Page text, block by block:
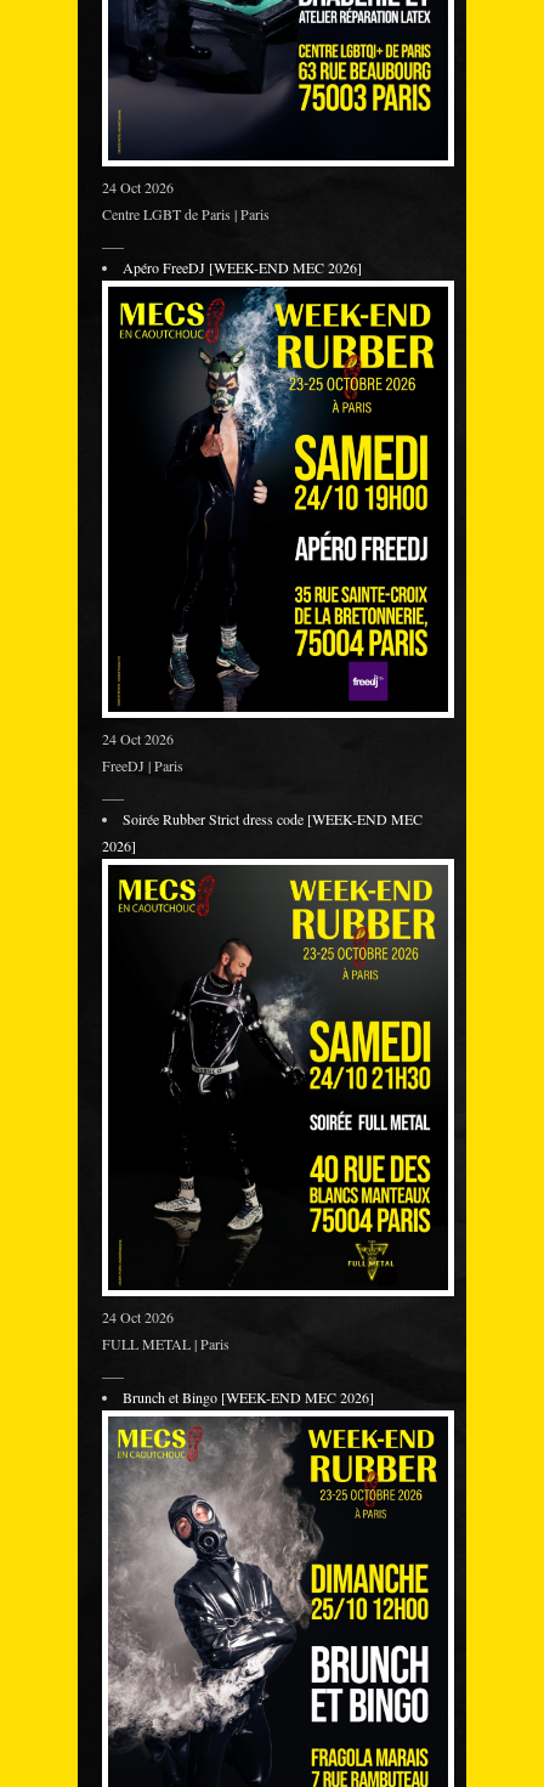
24 Oct 2026
Centre LGBT de Paris | Paris
Apéro FreeDJ [WEEK-END MEC 2026]
24 Oct 2026
FreeDJ | Paris
Soirée Rubber Strict dress code [WEEK-END MEC
2026]
24 Oct 2026
FULL METAL | Paris
Brunch et Bingo [WEEK-END MEC 2026]